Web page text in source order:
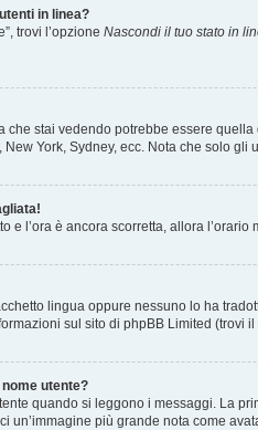
in linea?
trovi l’opzione Nascondi il tuo stato in
che stai vedendo potrebbe essere
York, Sydney, ecc. Nota che solo
e l’ora è ancora scorretta, allora
lingua oppure nessuno lo ha
sul sito di phpBB Limited (trovi
utente?
quando si leggono i messaggi. La
un’immagine più grande nota come